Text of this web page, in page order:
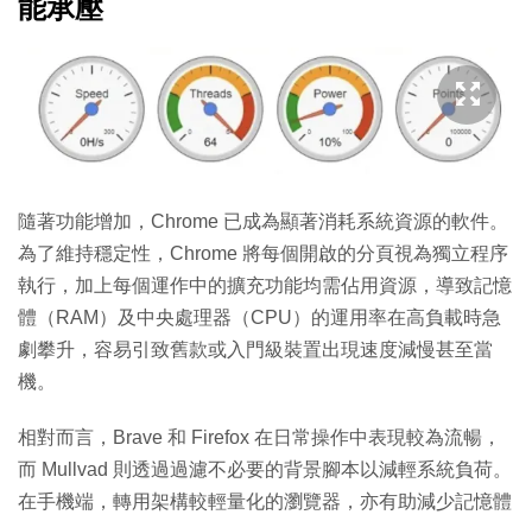
能承壓
隨著功能增加，Chrome 已成為顯著消耗系統資源的軟件。
為了維持穩定性，Chrome 將每個開啟的分頁視為獨立程序
執行，加上每個運作中的擴充功能均需佔用資源，導致記憶
體（RAM）及中央處理器（CPU）的運用率在高負載時急
劇攀升，容易引致舊款或入門級裝置出現速度減慢甚至當
機。
相對而言，Brave 和 Firefox 在日常操作中表現較為流暢，
而 Mullvad 則透過過濾不必要的背景腳本以減輕系統負荷。
在手機端，轉用架構較輕量化的瀏覽器，亦有助減少記憶體